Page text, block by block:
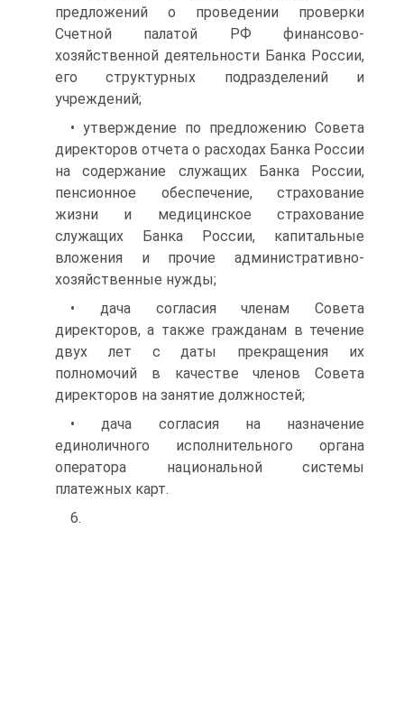
предложений о проведении проверки
Счетной палатой РФ финансово-
хозяйственной деятельности Банка России,
его структурных подразделений и
учреждений;
• утверждение по предложению Совета
директоров отчета о расходах Банка России
на содержание служащих Банка России,
пенсионное обеспечение, страхование
жизни и медицинское страхование
служащих Банка России, капитальные
вложения и прочие административно-
хозяйственные нужды;
• дача согласия членам Совета
директоров, а также гражданам в течение
двух лет с даты прекращения их
полномочий в качестве членов Совета
директоров на занятие должностей;
• дача согласия на назначение
единоличного исполнительного органа
оператора национальной системы
платежных карт.
6.